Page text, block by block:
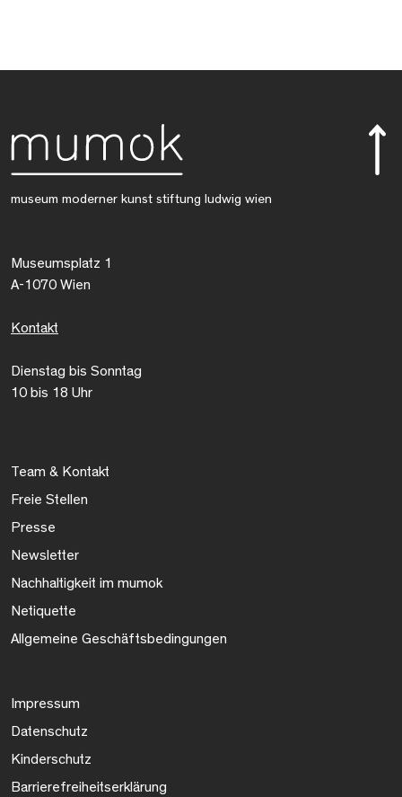
museum moderner kunst stiftung ludwig wien
Museumsplatz 1
A-1070 Wien
Kontakt
Dienstag bis Sonntag
10 bis 18 Uhr
Team & Kontakt
Freie Stellen
Presse
Newsletter
Nachhaltigkeit im mumok
Netiquette
Allgemeine Geschäftsbedingungen
Impressum
Datenschutz
Kinderschutz
Barrierefreiheitserklärung